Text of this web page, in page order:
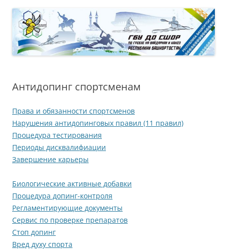
Антидопинг спортсменам
Права и обязанности спортсменов
Нарушения антидопинговых правил (11 правил)
Процедура тестирования
Периоды дисквалифиации
Завершение карьеры
Биологические активные добавки
Процедура допинг-контроля
Регламентирующие документы
Сервис по проверке препаратов
Стоп допинг
Вред духу спорта